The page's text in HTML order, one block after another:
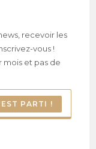
recevoir les
vous !
mois et pas de
PARTI !